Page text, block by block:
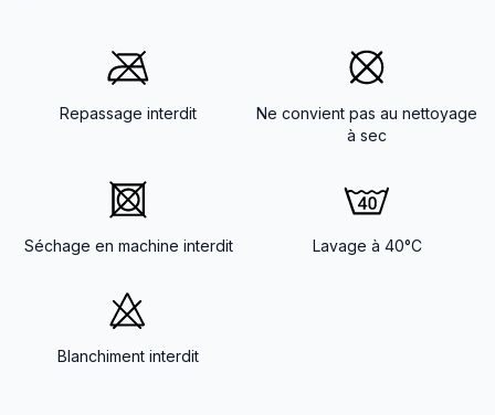
Repassage interdit
Ne convient pas au nettoyage
à sec
Séchage en machine interdit Lavage à 40°C
Blanchiment interdit